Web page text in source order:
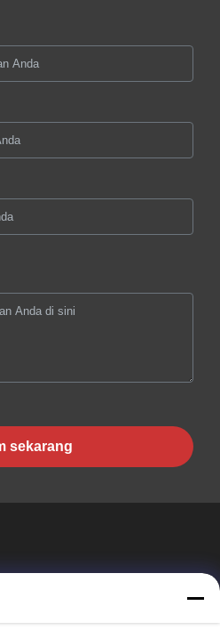
sekarang
TECHNOLOGY CO., LTD.